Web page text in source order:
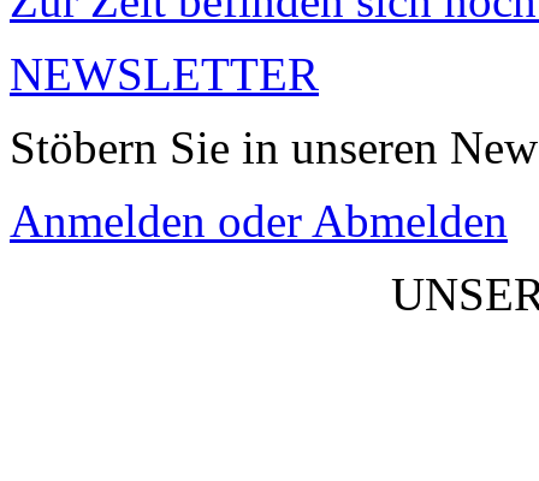
NEWSLETTER
Stöbern Sie in unseren
Anmelden oder Abmelden